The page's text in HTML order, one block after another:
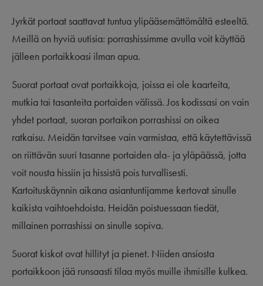
Jyrkät portaat saattavat tuntua ylipääsemättömältä esteeltä.
Meillä on hyviä uutisia: porrashissimme avulla voit käyttää
jälleen portaikkoasi ilman apua.
Suorat portaat ovat portaikkoja, joissa ei ole kaarteita,
mutkia tai tasanteita portaiden välissä. Jos kodissasi on vain
yhdet portaat, suoran portaikon porrashissi on oikea
ratkaisu. Meidän tarvitsee vain varmistaa, että käytettävissä
on riittävän suuri tasanne portaiden ala- ja yläpäässä, jotta
voit nousta hissiin ja hissistä pois turvallisesti.
Kartoituskäynnin aikana asiantuntijamme kertovat sinulle
kaikista vaihtoehdoista. Heidän poistuessaan tiedät,
millainen porrashissi on sinulle sopiva.
Suorat kiskot ovat hillityt ja pienet. Niiden ansiosta
portaikkoon jää runsaasti tilaa myös muille ihmisille kulkea.